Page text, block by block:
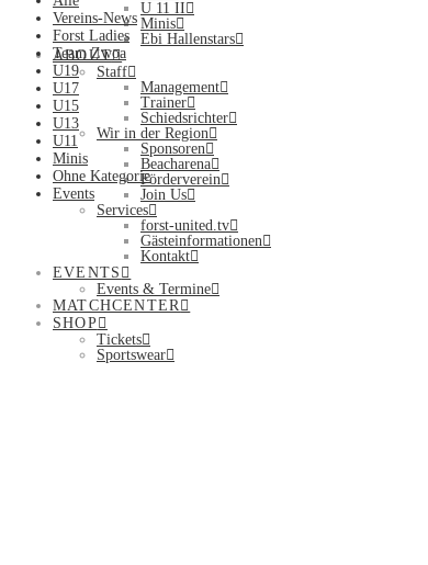
U 11 II
Minis
Ebi Hallenstars
ABOUT
Staff
Management
Trainer
Schiedsrichter
Wir in der Region
Sponsoren
Beacharena
Förderverein
Join Us
Services
forst-united.tv
Gästeinformationen
Kontakt
EVENTS
Events & Termine
MATCHCENTER
SHOP
Tickets
Sportswear
Vereins-News
Forst Ladies
Team Zwoa
U19
U17
U15
U13
U11
Minis
Ohne Kategorie
Events